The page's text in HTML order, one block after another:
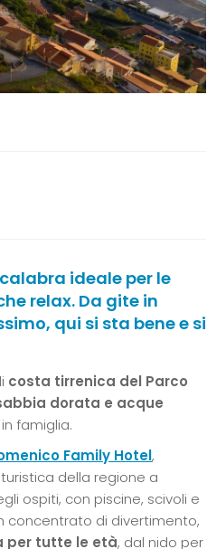
ideale per le
relax. Da gite in
qui si sta bene e si
costa tirrenica del Parco
dorata e acque
famiglia.
Family Hotel,
turistica della regione a
ospiti, con piscine, scivoli e
concentrato di divertimento,
per tutte le età, dal nido per